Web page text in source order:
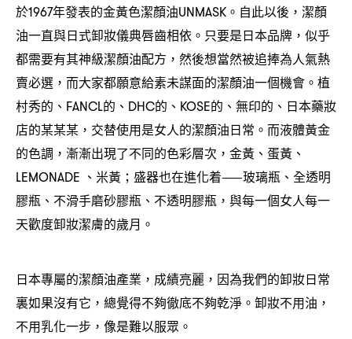
於1967年發表的金黃色潔顏油UNMASK 。自此以後 ， 潔顏
油一直與日式卸妝儀典唇齒相依。只要是日本品牌 ， 似乎
都需要有其神級潔顏油配方 ， 然後想當然被追捧為人氣熱
賣必選 ， 而大家都願意給素未謀面的潔顏油一個機會。植
村秀的、 FANCL的、 DHC的、 KOSE的、無印的、日本藥妝
店的某某某 ， 交替使用是女人的潔顏油日常。而液體黃金
的色調 ， 漸漸出現了不同的色彩層次 ， 金黃、蛋黃、
LEMONADE 、米黃 ； 盛器也在進化着⸺玻璃瓶、全透明
膠瓶、不滑手磨砂膠瓶、不透明膠瓶 ， 與每一個女人每一
天歡度卸妝潔膚的歲月。
日本專屬的潔顏油產業 ， 成績亮麗 ， 因為我們的卸妝日常
裏如果沒有它 ， 總覺得不夠徹底不夠乾淨。卸妝不用油 ，
不用乳化一步 ， 像是難以服眾。